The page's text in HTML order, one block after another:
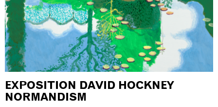
EXPOSITION DAVID HOCKNEY
NORMANDISM